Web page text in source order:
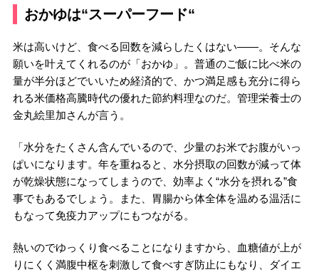
おかゆは“スーパーフード“
米は高いけど、食べる回数を減らしたくはない――。そんな
願いを叶えてくれるのが「おかゆ」。普通のご飯に比べ米の
量が半分ほどでいいため経済的で、かつ満足感も充分に得ら
れる米価格高騰時代の優れた節約料理なのだ。管理栄養士の
金丸絵里加さんが言う。
「水分をたくさん含んでいるので、少量のお米でお腹がいっ
ぱいになります。年を重ねると、水分摂取の回数が減って体
が乾燥状態になってしまうので、効率よく“水分を摂れる”食
事でもあるでしょう。また、胃腸から体全体を温める温活に
もなって免疫力アップにもつながる。
熱いのでゆっくり食べることになりますから、血糖値が上が
りにくく満腹中枢を刺激して食べすぎ防止にもなり、ダイエ